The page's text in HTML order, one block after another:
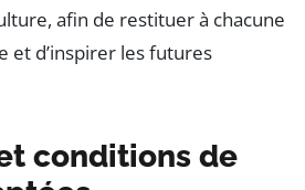
afin de restituer à chacune
et d’inspirer les futures
conditions de